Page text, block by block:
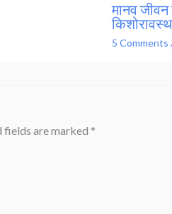
मानव जीवन
5 Comments
fields are marked *